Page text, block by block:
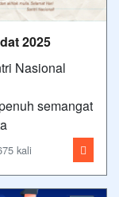
2025
Nasional
semangat
kali